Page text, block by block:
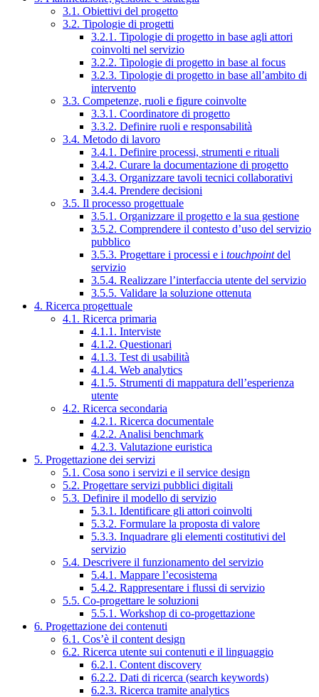
3.1. Obiettivi del progetto
3.2. Tipologie di progetti
3.2.1. Tipologie di progetto in base agli attori
coinvolti nel servizio
3.2.2. Tipologie di progetto in base al focus
3.2.3. Tipologie di progetto in base all’ambito di
intervento
3.3. Competenze, ruoli e figure coinvolte
3.3.1. Coordinatore di progetto
3.3.2. Definire ruoli e responsabilità
3.4. Metodo di lavoro
3.4.1. Definire processi, strumenti e rituali
3.4.2. Curare la documentazione di progetto
3.4.3. Organizzare tavoli tecnici collaborativi
3.4.4. Prendere decisioni
3.5. Il processo progettuale
3.5.1. Organizzare il progetto e la sua gestione
3.5.2. Comprendere il contesto d’uso del servizio
pubblico
3.5.3. Progettare i processi e i touchpointdel
servizio
3.5.4. Realizzare l’interfaccia utente del servizio
3.5.5. Validare la soluzione ottenuta
4. Ricerca progettuale
4.1. Ricerca primaria
4.1.1. Interviste
4.1.2. Questionari
4.1.3. Test di usabilità
4.1.4. Web analytics
4.1.5. Strumenti di mappatura dell’esperienza
utente
4.2. Ricerca secondaria
4.2.1. Ricerca documentale
4.2.2. Analisi benchmark
4.2.3. Valutazione euristica
5. Progettazione dei servizi
5.1. Cosa sono i servizi e il service design
5.2. Progettare servizi pubblici digitali
5.3. Definire il modello di servizio
5.3.1. Identificare gli attori coinvolti
5.3.2. Formulare la proposta di valore
5.3.3. Inquadrare gli elementi costitutivi del
servizio
5.4. Descrivere il funzionamento del servizio
5.4.1. Mappare l’ecosistema
5.4.2. Rappresentare i flussi di servizio
5.5. Co-progettare le soluzioni
5.5.1. Workshop di co-progettazione
6. Progettazione dei contenuti
6.1. Cos’è il content design
6.2. Ricerca utente sui contenuti e il linguaggio
6.2.1. Content discovery
6.2.2. Dati di ricerca (search keywords)
6.2.3. Ricerca tramite analytics